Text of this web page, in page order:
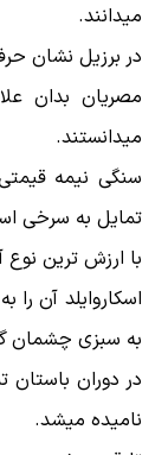
میدانند.
در برزیل نشان
مصریان بدان
میدانستند.
سنگی نیمه
تمایل به سرخی
با ارزش ترین
اسکاروایلد آن
به سبزی چشمان
در دوران باستان
نامیده میشد.